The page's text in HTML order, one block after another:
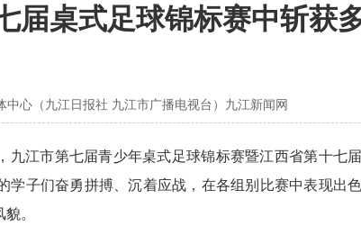
届桌式足球锦标赛中斩获
中心（九江日报社 九江市广播电视台）九江新闻网
九江市第七届青少年桌式足球锦标赛暨江西省第十七
学子们奋勇拼搏、沉着应战，在各组别比赛中表现出
。